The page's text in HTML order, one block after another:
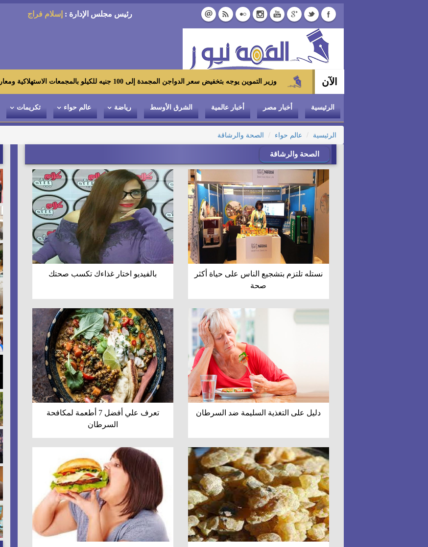
رئيس مجلس الإدارة : إسلام فراج
الآن وزير التموين يوجه بتخفيض سعر الدواجن المجمدة إلى 100 جنيه للكيلو بالمجمعات الاستهلاكية ومعارض «أهلاً رمضان»
الرئيسية أخبار مصر أخبار عالمية الشرق الأوسط رياضة عالم حواء تكريمات
الرئيسية عالم حواء الصحة والرشاقة
الصحة والرشاقة
نستله تلتزم بتشجيع الناس على حياة أكثر
صحة
بالفيديو اختار غذاءك تكسب صحتك
دليل على التغذية السليمة ضد السرطان
تعرف علي أفضل 7 أطعمة لمكافحة
السرطان